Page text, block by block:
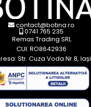
contact@botina.ro
0741 765 235
Remas Trading SRL
CUI: RO8642936
Str. Cuza Voda Nr.8, Iași